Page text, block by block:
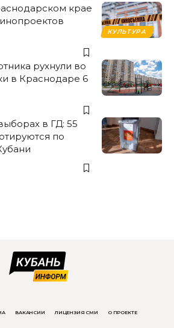
КУЛЬТУРА
крае
рухнули во
в Краснодаре 6
в ГД: 55
по
ВАКАНСИИ ЛИЦЕНЗИЯ СМИ О ПРОЕКТЕ